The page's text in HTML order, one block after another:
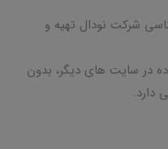
شرکت نودال تهیه و
در سایت های دیگر، بدون
دارد.